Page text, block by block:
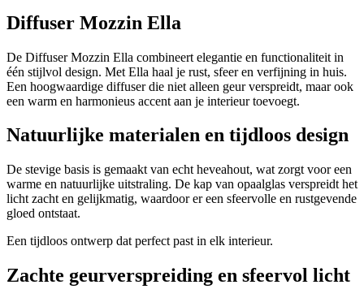
Diffuser Mozzin Ella
De Diffuser Mozzin Ella combineert elegantie en functionaliteit in
één stijlvol design. Met Ella haal je rust, sfeer en verfijning in huis.
Een hoogwaardige diffuser die niet alleen geur verspreidt, maar ook
een warm en harmonieus accent aan je interieur toevoegt.
Natuurlijke materialen en tijdloos design
De stevige basis is gemaakt van echt heveahout, wat zorgt voor een
warme en natuurlijke uitstraling. De kap van opaalglas verspreidt het
licht zacht en gelijkmatig, waardoor er een sfeervolle en rustgevende
gloed ontstaat.
Een tijdloos ontwerp dat perfect past in elk interieur.
Zachte geurverspreiding en sfeervol licht